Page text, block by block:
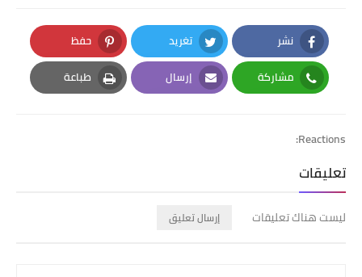
نشر
Facebook
تغريد
Twitter
حفظ
Pinterest
مشاركة
Whatsapp
إرسال
Email
طباعة
Print
Reactions:
تعليقات
ليست هناك تعليقات إرسال تعليق